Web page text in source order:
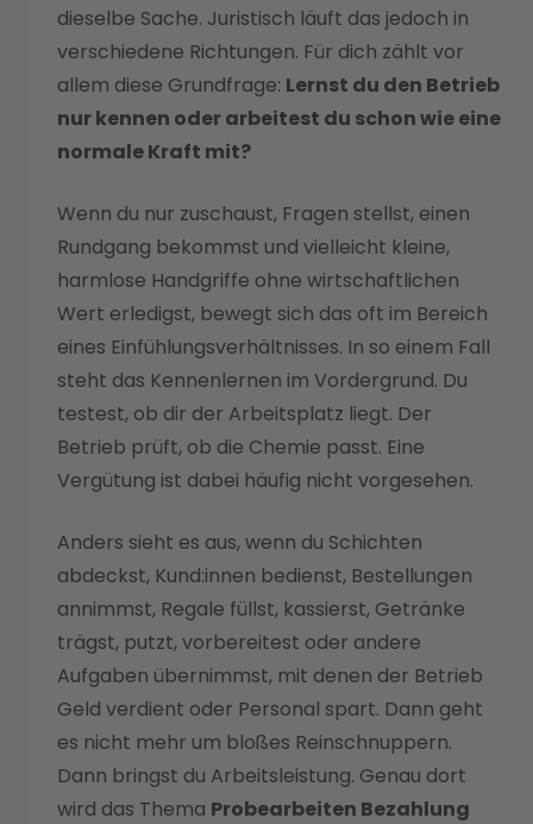
dieselbe Sache. Juristisch läuft das jedoch in
verschiedene Richtungen. Für dich zählt vor
allem diese Grundfrage: Lernst du den Betrieb
nur kennen oder arbeitest du schon wie eine
normale Kraft mit?
Wenn du nur zuschaust, Fragen stellst, einen
Rundgang bekommst und vielleicht kleine,
harmlose Handgriffe ohne wirtschaftlichen
Wert erledigst, bewegt sich das oft im Bereich
eines Einfühlungsverhältnisses. In so einem Fall
steht das Kennenlernen im Vordergrund. Du
testest, ob dir der Arbeitsplatz liegt. Der
Betrieb prüft, ob die Chemie passt. Eine
Vergütung ist dabei häufig nicht vorgesehen.
Anders sieht es aus, wenn du Schichten
abdeckst, Kund:innen bedienst, Bestellungen
annimmst, Regale füllst, kassierst, Getränke
trägst, putzt, vorbereitest oder andere
Aufgaben übernimmst, mit denen der Betrieb
Geld verdient oder Personal spart. Dann geht
es nicht mehr um bloßes Reinschnuppern.
Dann bringst du Arbeitsleistung. Genau dort
wird das Thema Probearbeiten Bezahlung